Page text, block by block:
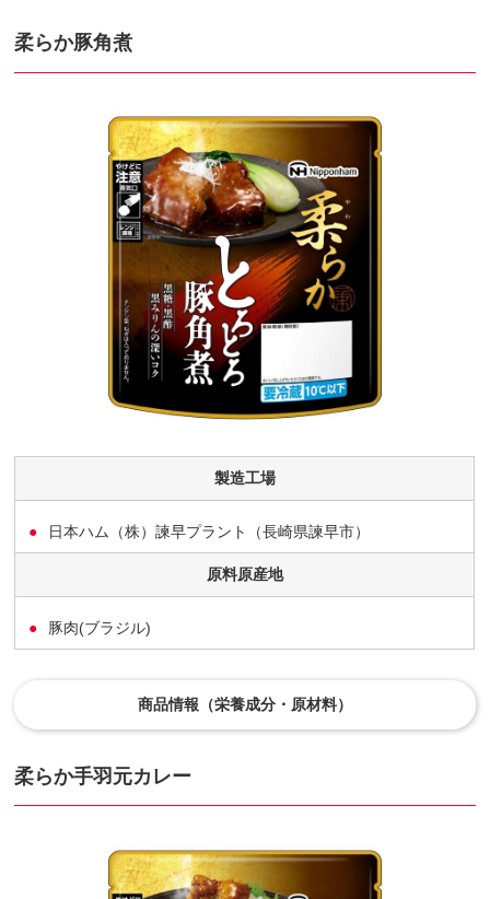
柔らか豚角煮
製造工場
日本ハム（株）諫早プラント（長崎県諫早市）
原料原産地
豚肉(ブラジル)
商品情報（栄養成分・原材料）
柔らか手羽元カレー